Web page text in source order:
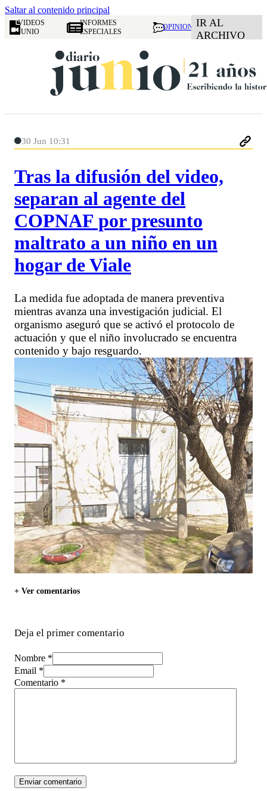
Saltar al contenido principal
VIDEOS
JUNIO
INFORMES
ESPECIALES
OPINION IR AL
ARCHIVO
30 Jun 10:31
Tras la difusión del video,
separan al agente del
COPNAF por presunto
maltrato a un niño en un
hogar de Viale
La medida fue adoptada de manera preventiva
mientras avanza una investigación judicial. El
organismo aseguró que se activó el protocolo de
actuación y que el niño involucrado se encuentra
contenido y bajo resguardo.
+ Ver comentarios
Deja el primer comentario
Nombre *
Email *
Comentario *